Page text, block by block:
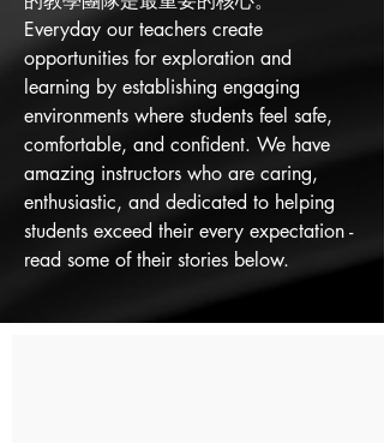
Everyday our teachers create
opportunities for exploration and
learning by establishing engaging
environments where students feel safe,
comfortable, and confident. We have
amazing instructors who are caring,
enthusiastic, and dedicated to helping
students exceed their every expectation -
read some of their stories below.